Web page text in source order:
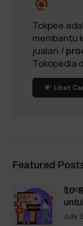
Tokpee
membantu
jualan /
Tokopedia
Lihat
Featured
10
by
July